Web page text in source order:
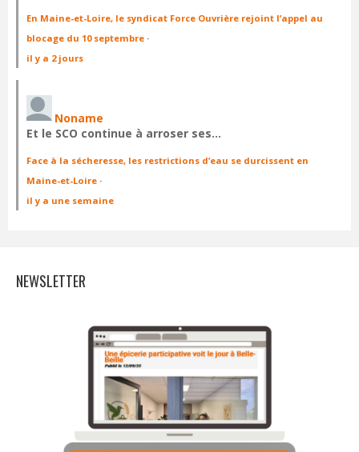
En Maine-et-Loire, le syndicat Force Ouvrière rejoint l’appel au
blocage du 10 septembre ·
il y a 2 jours
Noname
Et le SCO continue à arroser ses…
Face à la sécheresse, les restrictions d’eau se durcissent en
Maine-et-Loire ·
il y a une semaine
NEWSLETTER